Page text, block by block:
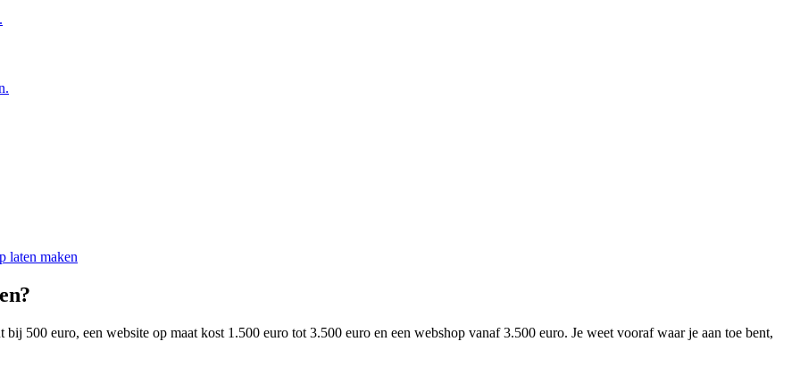
laten maken
?
bij 500 euro, een website op maat kost 1.500 euro tot 3.500 euro en een webshop vanaf3.500 euro. Je weet vooraf waar je aan toe bent,